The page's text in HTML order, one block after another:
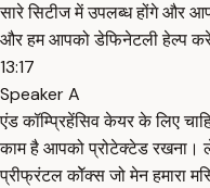
सारे सिटीज में उपलब्ध होंगे
और हम आपको डेफिनेटली हेल्प
13:17
Speaker A
एंड कॉम्प्रिहेंसिव केयर के लिए
काम है आपको प्रोटेक्टेड
प्रीफ्रंटल कॉेक्स जो मेन हमारा